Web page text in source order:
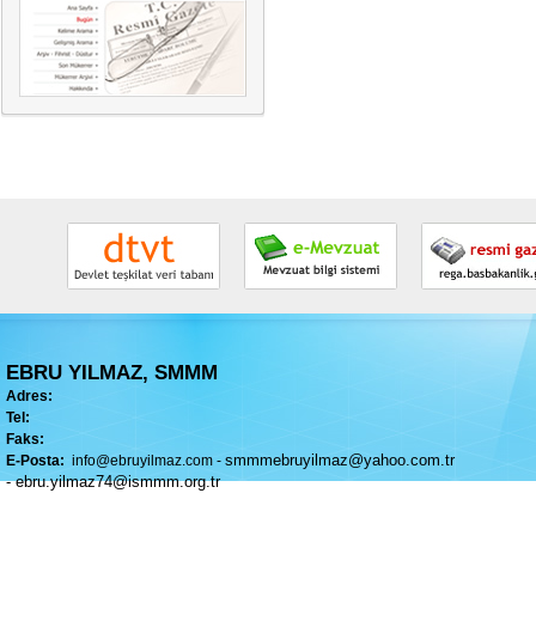
EBRU YILMAZ, SMMM
Adres:
Tel:
Faks:
E-Posta: info@ebruyilmaz.com - smmmebruyilmaz@yahoo.com.tr
-ebru.yilmaz74@ismmm.org.tr